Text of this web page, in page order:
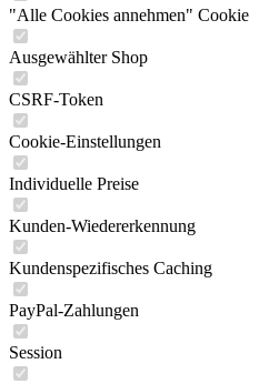
"Alle Cookies annehmen" Cookie
Ausgewählter Shop
CSRF-Token
Cookie-Einstellungen
Individuelle Preise
Kunden-Wiedererkennung
Kundenspezifisches Caching
PayPal-Zahlungen
Session